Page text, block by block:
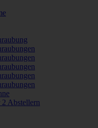
2 Abstellern